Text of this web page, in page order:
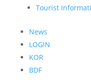
Tourist
News
LOGIN
KOR
BDF